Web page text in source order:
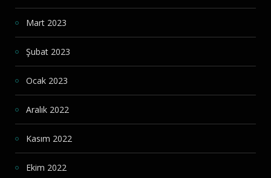
Mart 2023
Şubat 2023
Ocak 2023
Aralık 2022
Kasım 2022
Ekim 2022